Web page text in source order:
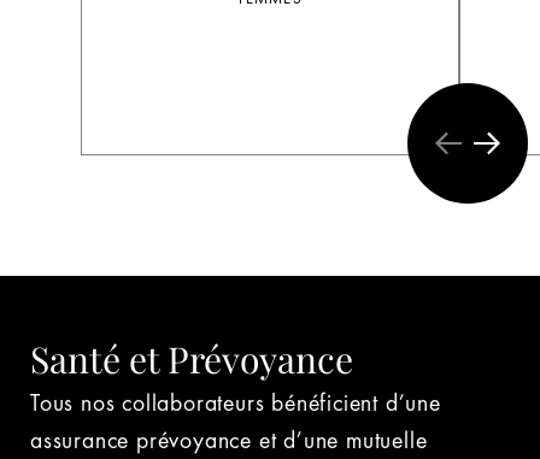
Santé et Prévoyance
Tous nos collaborateurs bénéficient d’une
assurance prévoyance et d’une mutuelle